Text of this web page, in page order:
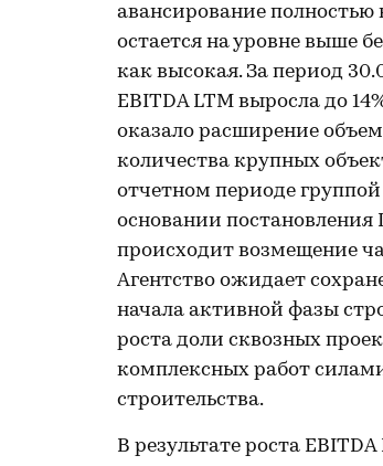
авансирование полностью
остается на уровне выше
как высокая. За период
EBITDA LTM выросла до
оказало расширение
количества крупных
отчетном периоде
основании постановления
происходит возмещение
Агентство ожидает
начала активной фазы
роста доли сквозных
комплексных работ
строительства.
В результате роста